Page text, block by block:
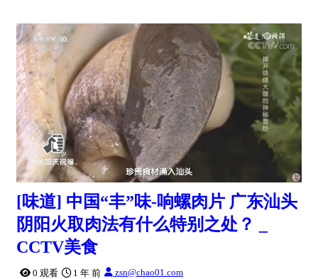
0:09:23
[味道] 中国“丰”味-响螺肉片 广东汕头
阴阳火取肉法有什么特别之处？ _
CCTV美食
0 观看 1 年 前 zsn@chao01.com